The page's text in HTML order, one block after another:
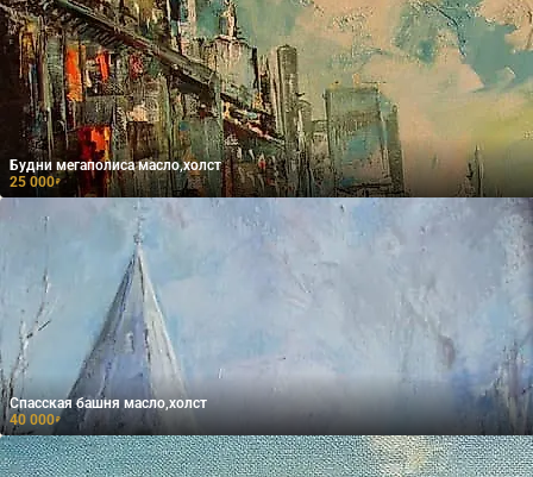
Будни мегаполиса масло,холст
25 000₽
Спасская башня масло,холст
40 000₽